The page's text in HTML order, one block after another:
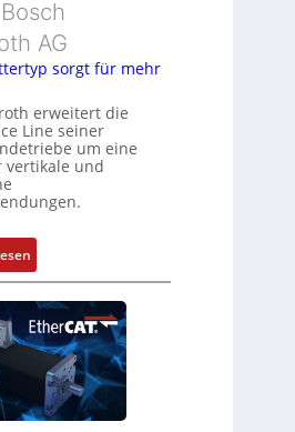
m
s
u
n
g
n
d
Z
u
s
t
a
s
e
k
m
b
i
i
r
t
P
o
s
i
AG
sorgt für mehr
erweitert die
Line seiner
um eine
vertikale und
:
N
e
u
e
u